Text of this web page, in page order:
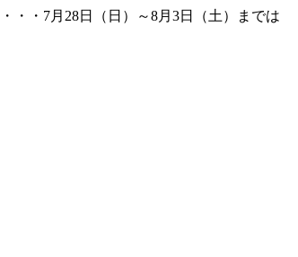
・・7月28日（日）～8月3日（土）までは